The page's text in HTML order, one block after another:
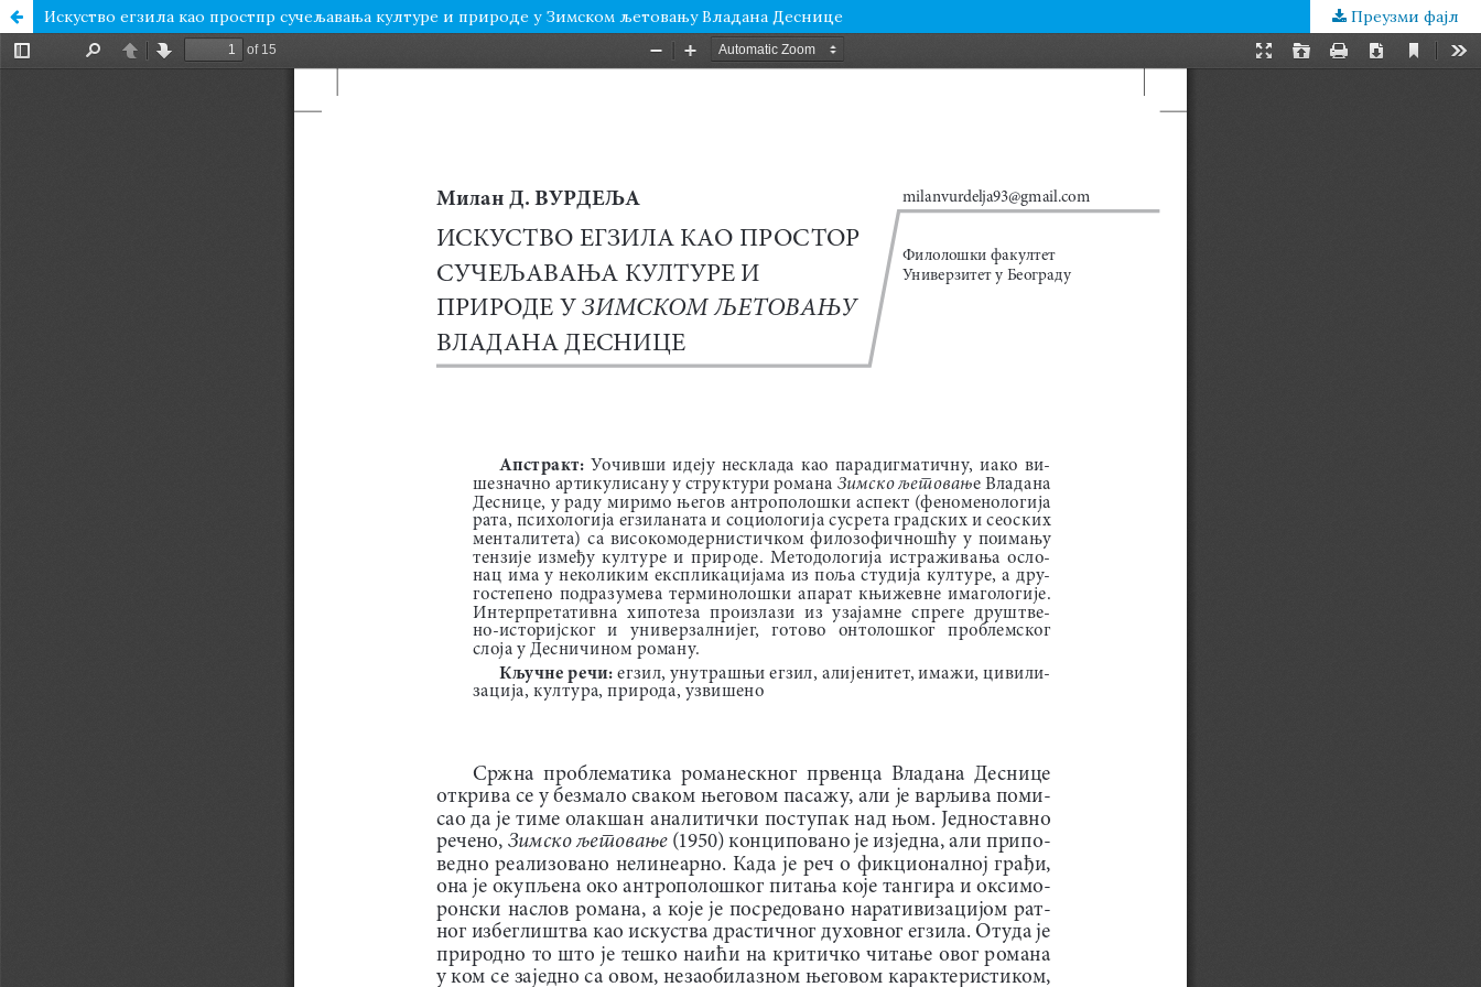
Искуство егзила као простпр сучељавања културе и природе у Зимском љетовању Владана Деснице Преузми фајл